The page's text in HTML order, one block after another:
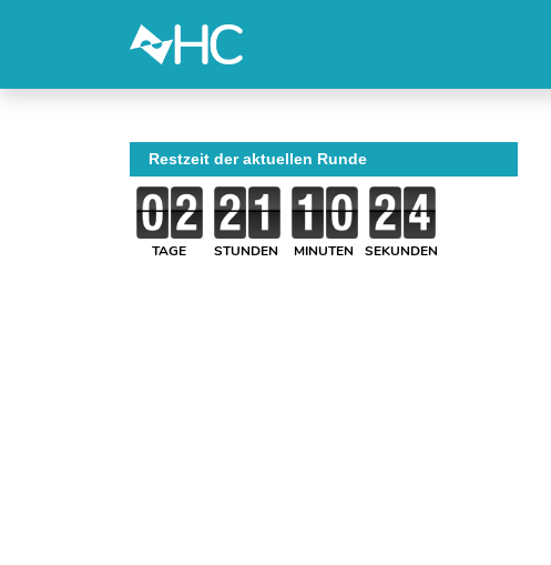
Restzeit der aktuellen Runde
TAGE STUNDEN MINUTEN SEKUNDEN